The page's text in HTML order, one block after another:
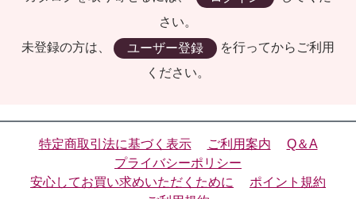
さい。
未登録の方は、
ユーザー登録
を行ってからご利用
ください。
特定商取引法に基づく表示 ご利用案内
Q＆A
プライバシーポリシー
安心してお買い求めいただくために
ポイント規約